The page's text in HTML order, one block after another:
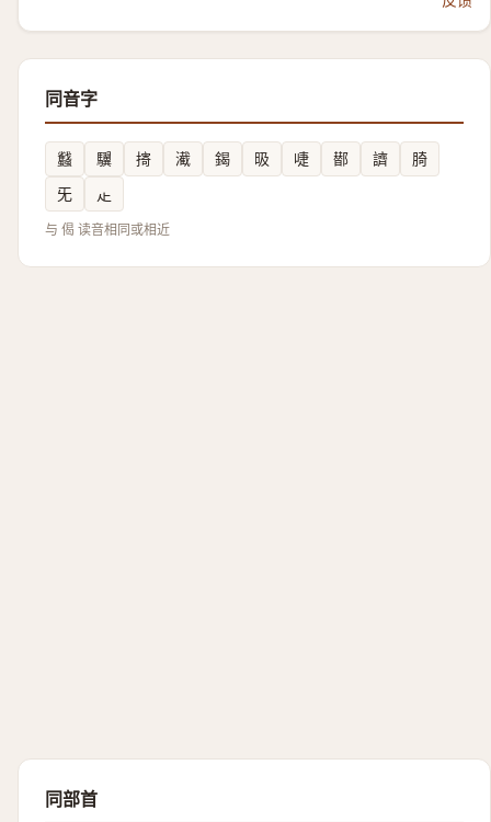
同音字
蠽 龮 㨳 㵶 鍻 昅 啑 䣠 䜞
䐀
旡
龰
与 偈 读音相同或相近
同部首